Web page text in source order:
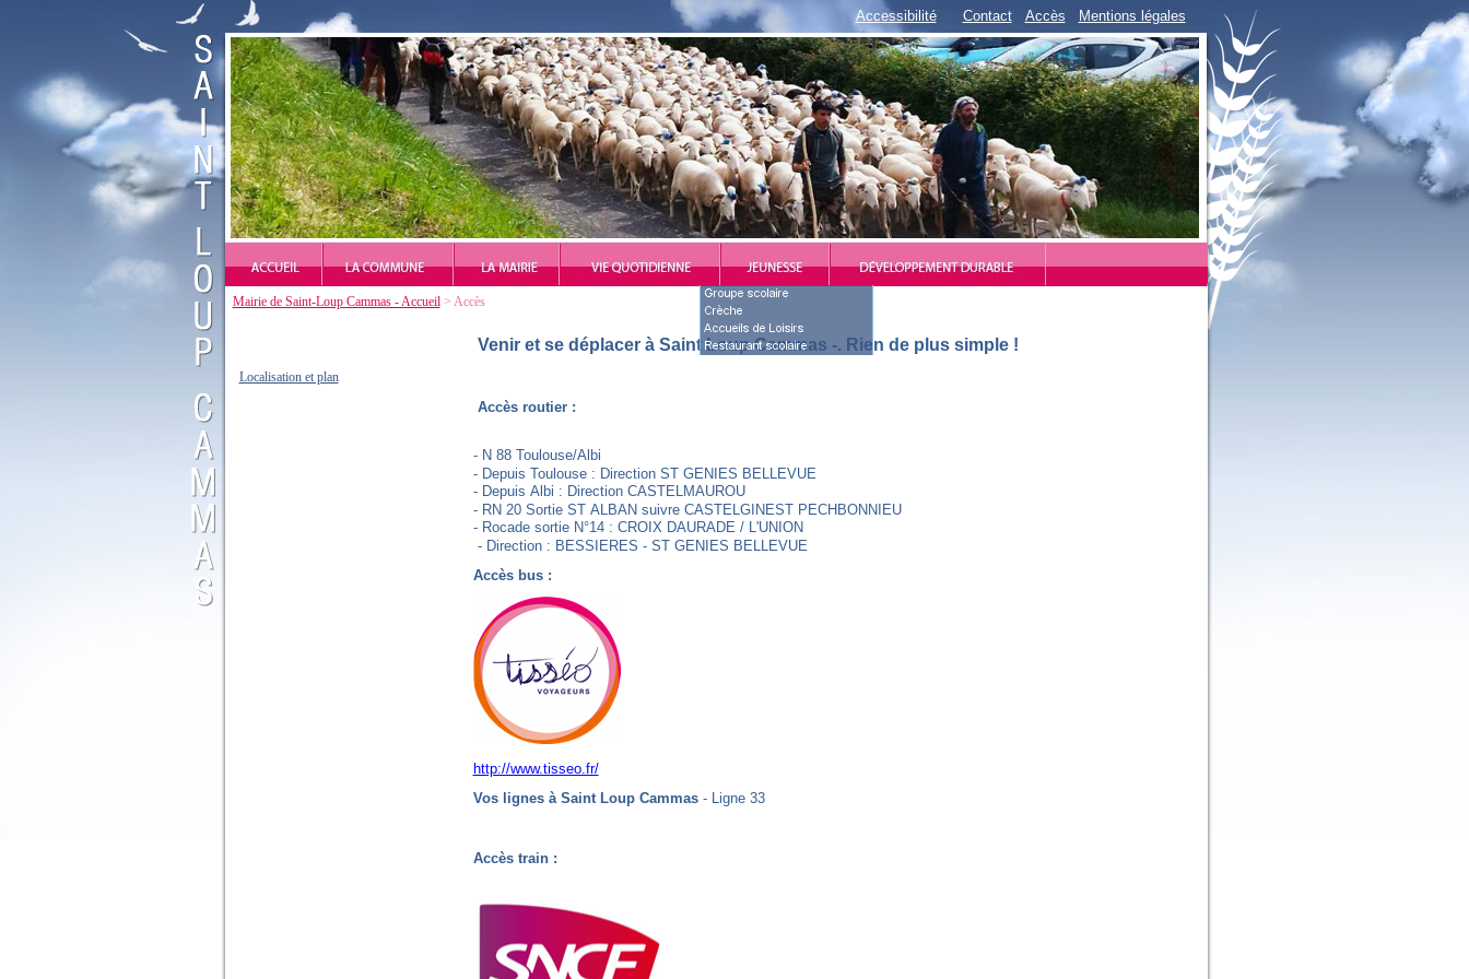
Accessibilité Contact Accès Mentions légales
Mairie de Saint-Loup Cammas - Accueil> Accès
Venir et se déplacer à Saint Loup Cammas -. Rien de plus simple !
Accès routier :
- N 88 Toulouse/Albi
- Depuis Toulouse : Direction ST GENIES BELLEVUE
- Depuis Albi : Direction CASTELMAUROU
- RN 20 Sortie ST ALBAN suivre CASTELGINEST PECHBONNIEU
- Rocade sortie N°14 : CROIX DAURADE / L'UNION
- Direction : BESSIERES - ST GENIES BELLEVUE
Accès bus :
http://www.tisseo.fr/
Vos
lignes à Saint Loup Cammas - Ligne 33
Accès train :
Localisation et plan